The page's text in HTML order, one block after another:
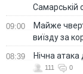
Самарській
09:00
Майже
виїзду за
08:39 Нічна
111 0